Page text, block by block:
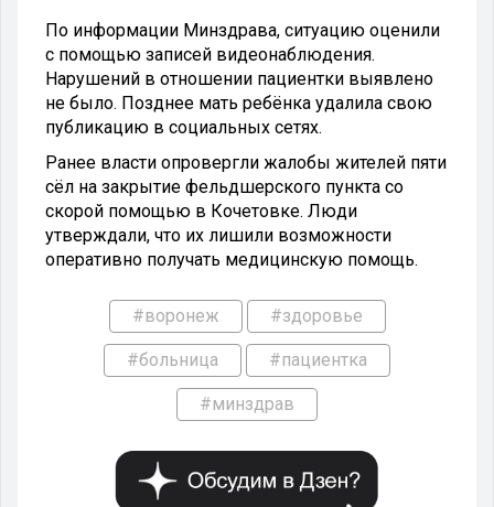
По информации Минздрава, ситуацию оценили
с помощью записей видеонаблюдения.
Нарушений в отношении пациентки выявлено
не было. Позднее мать ребёнка удалила свою
публикацию в социальных сетях.
Ранее власти опровергли жалобы жителей пяти
сёл на закрытие фельдшерского пункта со
скорой помощью в Кочетовке. Люди
утверждали, что их лишили возможности
оперативно получать медицинскую помощь.
#воронеж #здоровье
#больница #пациентка
#минздрав